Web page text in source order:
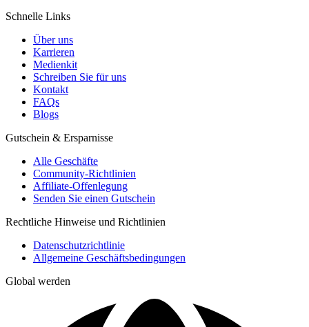
Schnelle Links
Über uns
Karrieren
Medienkit
Schreiben Sie für uns
Kontakt
FAQs
Blogs
Gutschein & Ersparnisse
Alle Geschäfte
Community-Richtlinien
Affiliate-Offenlegung
Senden Sie einen Gutschein
Rechtliche Hinweise und Richtlinien
Datenschutzrichtlinie
Allgemeine Geschäftsbedingungen
Global werden